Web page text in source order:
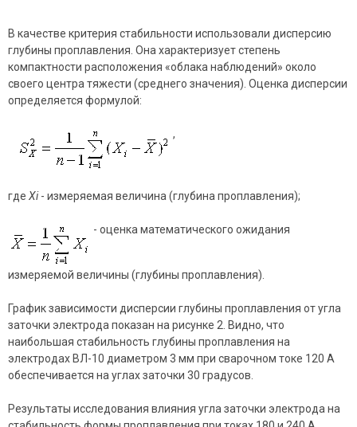
В качестве критерия стабильности использовали дисперсию
глубины проплавления. Она характеризует степень
компактности расположения «облака наблюдений» около
своего центра тяжести (среднего значения). Оценка дисперсии
определяется формулой:
,
где Xi- измеряемая величина (глубина проплавления);
- оценка математического ожидания
измеряемой величины (глубины проплавления).
График зависимости дисперсии глубины проплавления от угла
заточки электрода показан на рисунке 2. Видно, что
наибольшая стабильность глубины проплавления на
электродах ВЛ-10 диаметром 3 мм при сварочном токе 120 А
обеспечивается на углах заточки 30 градусов.
Результаты исследования влияния угла заточки электрода на